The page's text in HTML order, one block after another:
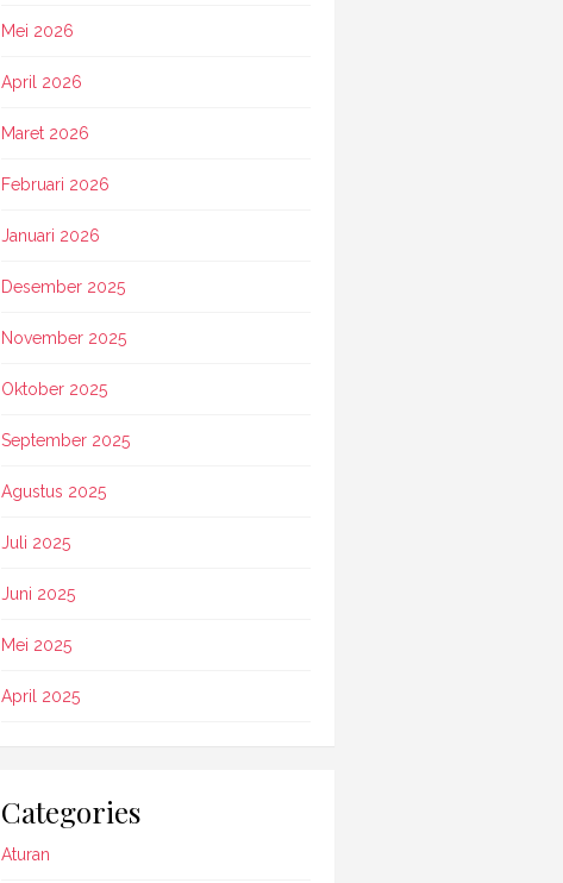
Mei 2026
April 2026
Maret 2026
Februari 2026
Januari 2026
Desember 2025
November 2025
Oktober 2025
September 2025
Agustus 2025
Juli 2025
Juni 2025
Mei 2025
April 2025
Categories
Aturan